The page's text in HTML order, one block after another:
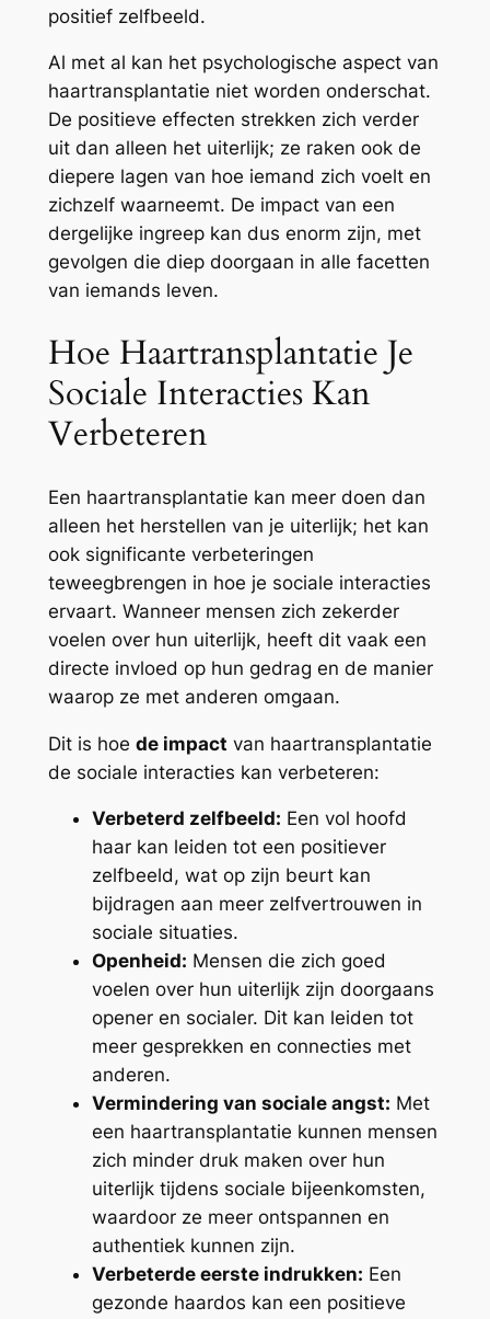
positief zelfbeeld.
Al met al kan het psychologische aspect van
haartransplantatie niet worden onderschat.
De positieve effecten strekken zich verder
uit dan alleen het uiterlijk; ze raken ook de
diepere lagen van hoe iemand zich voelt en
zichzelf waarneemt. De impact van een
dergelijke ingreep kan dus enorm zijn, met
gevolgen die diep doorgaan in alle facetten
van iemands leven.
Hoe Haartransplantatie Je
Sociale Interacties Kan
Verbeteren
Een haartransplantatie kan meer doen dan
alleen het herstellen van je uiterlijk; het kan
ook significante verbeteringen
teweegbrengen in hoe je sociale interacties
ervaart. Wanneer mensen zich zekerder
voelen over hun uiterlijk, heeft dit vaak een
directe invloed op hun gedrag en de manier
waarop ze met anderen omgaan.
Dit is hoe de impact van haartransplantatie
de sociale interacties kan verbeteren:
Verbeterd zelfbeeld: Een vol hoofd
haar kan leiden tot een positiever
zelfbeeld, wat op zijn beurt kan
bijdragen aan meer zelfvertrouwen in
sociale situaties.
Openheid: Mensen die zich goed
voelen over hun uiterlijk zijn doorgaans
opener en socialer. Dit kan leiden tot
meer gesprekken en connecties met
anderen.
Vermindering van sociale angst: Met
een haartransplantatie kunnen mensen
zich minder druk maken over hun
uiterlijk tijdens sociale bijeenkomsten,
waardoor ze meer ontspannen en
authentiek kunnen zijn.
Verbeterde eerste indrukken: Een
gezonde haardos kan een positieve